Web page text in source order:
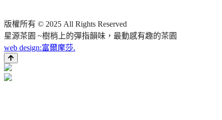
版權所有 © 2025 All Rights Reserved
星源茶園 ~樹梢上的彈指韻味，最動感有趣的茶園
web design:富爾摩莎.